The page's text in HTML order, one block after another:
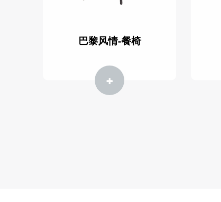
巴黎风情-餐椅
探索更多